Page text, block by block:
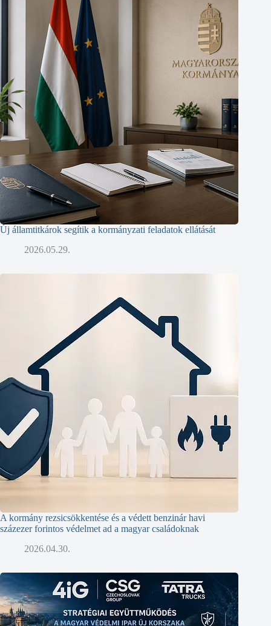
Új államtitkárok segítik a kormányzati feladatok ellátását
2026.05.29.
A kormány rezsicsökkentése és a védett benzinár havi
százezer forintos védelmet ad a magyar családoknak
2026.04.30.